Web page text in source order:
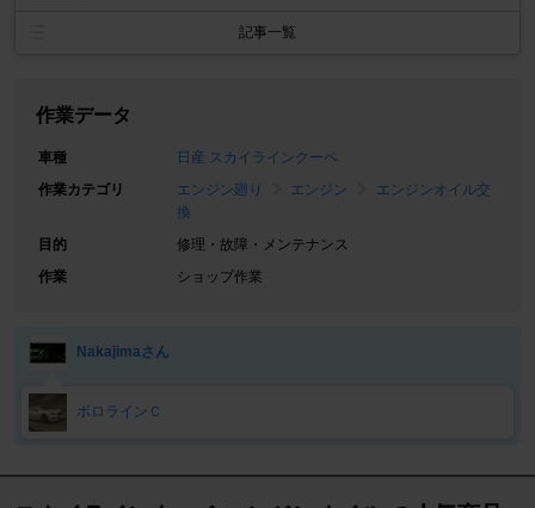
記事一覧
作業データ
車種
日産 スカイラインクーペ
作業カテゴリ
エンジン廻り エンジン
エンジンオイル交
換
目的
修理・故障・メンテナンス
作業
ショップ作業
Nakajimaさん
ボロラインＣ